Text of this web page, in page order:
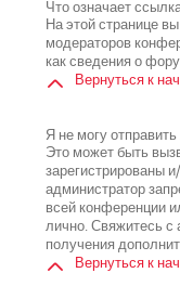
Что означает
На этой странице
модераторов
как сведения о
Вернуться к
Я не могу
Это может быть
зарегистрированы
администратор
всей конференции
лично. Свяжитесь с
получения
Вернуться к